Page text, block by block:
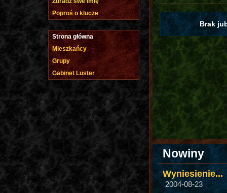
Brak
Nowiny
Wyniesienie...
2004-08-23
Poproś o klucze
Strona główna
Mieszkańcy
Grupy
Gabinet Luster